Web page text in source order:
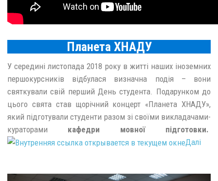
Планета ХНАДУ
У середині листопада 2018 року в житті наших іноземних
першокурсників відбулася визначна подія – вони
святкували свій перший День студента. Подарунком до
цього свята став щорічний концерт «Планета ХНАДУ»,
який підготували студенти разом зі своїми викладачами-
кураторами кафедри мовної підготовки.
Далі